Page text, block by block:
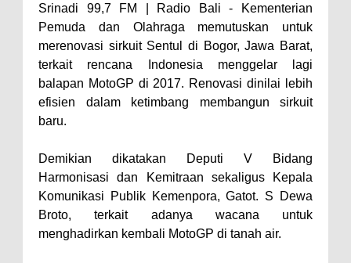
Srinadi 99,7 FM | Radio Bali - Kementerian
Pemuda dan Olahraga memutuskan untuk
merenovasi sirkuit Sentul di Bogor, Jawa Barat,
terkait rencana Indonesia menggelar lagi
balapan MotoGP di 2017. Renovasi dinilai lebih
efisien dalam ketimbang membangun sirkuit
baru.
Demikian dikatakan Deputi V Bidang
Harmonisasi dan Kemitraan sekaligus Kepala
Komunikasi Publik Kemenpora, Gatot. S Dewa
Broto, terkait adanya wacana untuk
menghadirkan kembali MotoGP di tanah air.